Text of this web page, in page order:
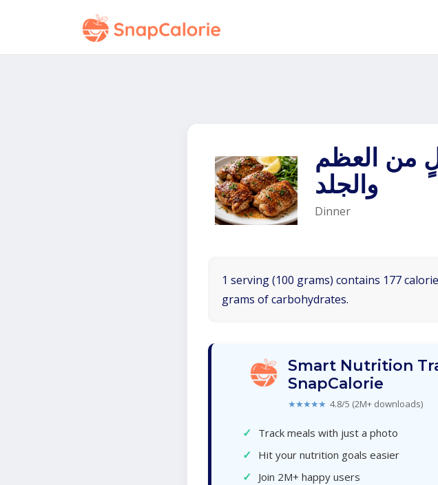
من العظم
والجلد
Dinner
1 serving (100 grams) contains 177
grams of carbohydrates.
Smart Nutrition
SnapCalorie
★★★★★ 4.8/5 (2M+ downloads)
✓ Track meals with just a photo
✓ Hit your nutrition goals easier
✓ Join 2M+ happy users